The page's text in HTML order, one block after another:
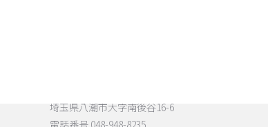
埼玉県八潮市大字南後谷16-6